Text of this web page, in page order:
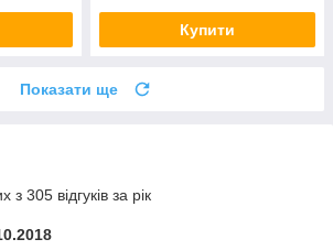
Купити
Показати ще
з 305 відгуків за рік